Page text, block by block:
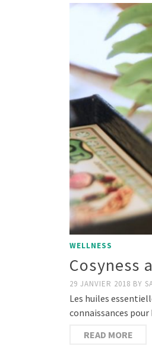
WELLNESS
29 JANVIER 2018 BY
Les huiles
connaissances pour
READ MORE